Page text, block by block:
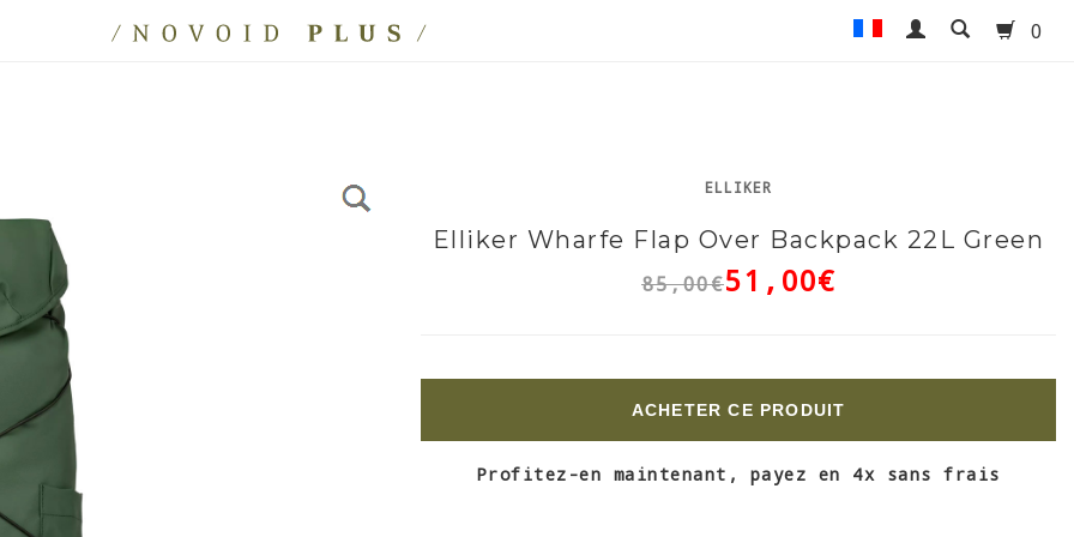
0
ELLIKER
Elliker Wharfe Flap Over Backpack 22L Green
85,00€51,00€
ACHETER CE PRODUIT
Profitez-en maintenant, payez en 4x sans frais